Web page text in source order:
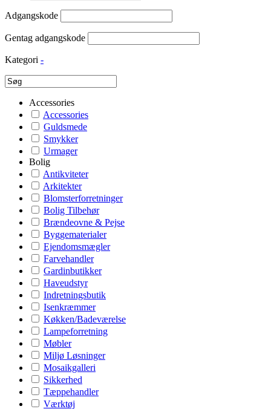
Adgangskode
Gentag adgangskode
Kategori -
Accessories
Accessories
Guldsmede
Smykker
Urmager
Bolig
Antikviteter
Arkitekter
Blomsterforretninger
Bolig Tilbehør
Brændeovne & Pejse
Byggematerialer
Ejendomsmægler
Farvehandler
Gardinbutikker
Haveudstyr
Indretningsbutik
Isenkræmmer
Køkken/Badeværelse
Lampeforretning
Møbler
Miljø Løsninger
Mosaikgalleri
Sikkerhed
Tæppehandler
Værktøj